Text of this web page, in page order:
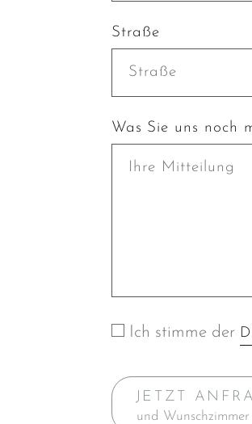
Straße
Was Sie uns noch
Ich stimme der
JETZT
und Wunschzimmer